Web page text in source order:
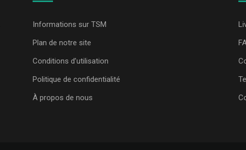
Informations sur TSM
Plan de notre site
Conditions d’utilisation
Politique de confidentialité
À propos de nous